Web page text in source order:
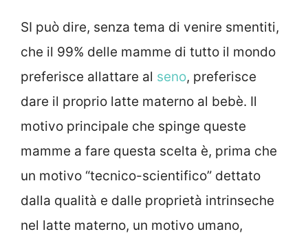
SI può dire, senza tema di venire smentiti,
che il 99% delle mamme di tutto il mondo
preferisce allattare al seno, preferisce
dare il proprio latte materno al bebè. Il
motivo principale che spinge queste
mamme a fare questa scelta è, prima che
un motivo “tecnico-scientifico” dettato
dalla qualità e dalle proprietà intrinseche
nel latte materno, un motivo umano,